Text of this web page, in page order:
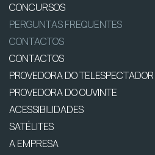
CONCURSOS
PERGUNTAS FREQUENTES
CONTACTOS
CONTACTOS
PROVEDORA DO TELESPECTADOR
PROVEDORA DO OUVINTE
ACESSIBILIDADES
SATÉLITES
A EMPRESA